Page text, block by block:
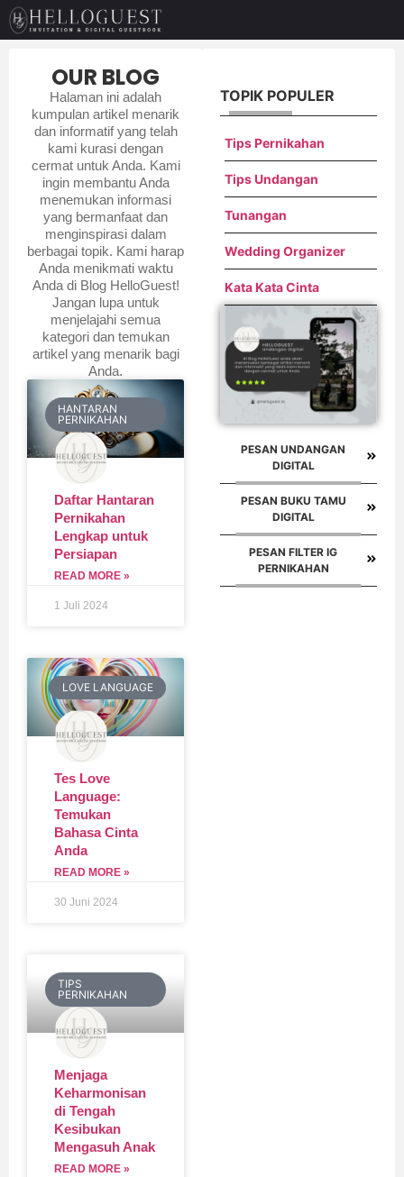
OUR BLOG
Halaman ini adalah
kumpulan artikel menarik
dan informatif yang telah
kami kurasi dengan
cermat untuk Anda. Kami
ingin membantu Anda
menemukan informasi
yang bermanfaat dan
menginspirasi dalam
berbagai topik. Kami harap
Anda menikmati waktu
Anda di Blog HelloGuest!
Jangan lupa untuk
menjelajahi semua
kategori dan temukan
artikel yang menarik bagi
Anda.
HANTARAN
PERNIKAHAN
Daftar Hantaran
Pernikahan
Lengkap untuk
Persiapan
READ MORE »
1 Juli 2024
LOVE LANGUAGE
Tes Love
Language:
Temukan
Bahasa Cinta
Anda
READ MORE »
30 Juni 2024
TIPS
PERNIKAHAN
Menjaga
Keharmonisan
di Tengah
Kesibukan
Mengasuh Anak
READ MORE »
TOPIK POPULER
Tips Pernikahan
Tips Undangan
Tunangan
Wedding Organizer
Kata Kata Cinta
PESAN UNDANGAN
DIGITAL
PESAN BUKU TAMU
DIGITAL
PESAN FILTER IG
PERNIKAHAN